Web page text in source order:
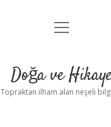
Anasayfa
Yasal Uyarı
menüyü
Doğa ve
Topraktan ilham alan neşeli